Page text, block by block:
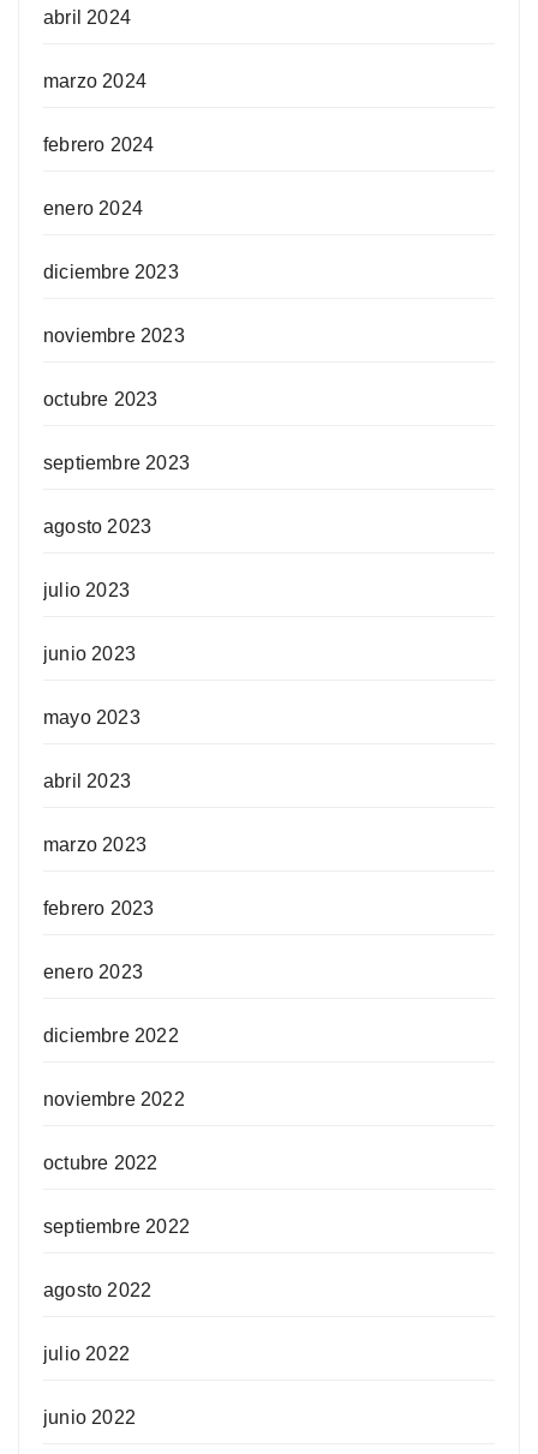
abril 2024
marzo 2024
febrero 2024
enero 2024
diciembre 2023
noviembre 2023
octubre 2023
septiembre 2023
agosto 2023
julio 2023
junio 2023
mayo 2023
abril 2023
marzo 2023
febrero 2023
enero 2023
diciembre 2022
noviembre 2022
octubre 2022
septiembre 2022
agosto 2022
julio 2022
junio 2022